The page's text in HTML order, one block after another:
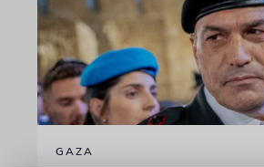
GAZA